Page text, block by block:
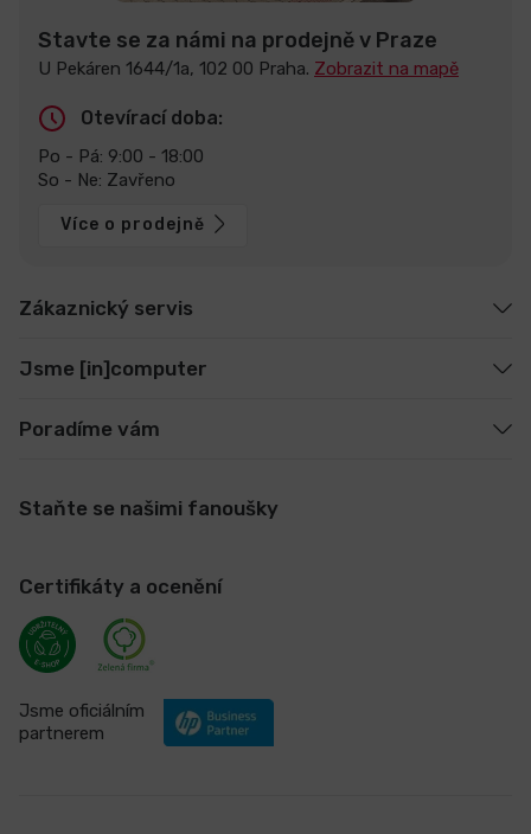
Stavte se za námi na prodejně v Praze
U Pekáren 1644/1a, 102 00 Praha. Zobrazit na mapě
Otevírací doba:
Po - Pá: 9:00 - 18:00
So - Ne: Zavřeno
Více o prodejně
Zákaznický servis
Jsme [in]computer
Poradíme vám
Staňte se našimi fanoušky
Certifikáty a ocenění
Jsme oficiálním
partnerem